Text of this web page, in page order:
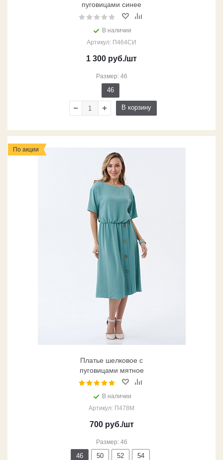
пуговицами синее
В наличии
Артикул: П464СИ
1 300 руб./шт
Размер: 46
46
В корзину
По акции
Платье шелковое с
пуговицами мятное
В наличии
Артикул: П478М
700руб./шт
Размер: 46
46 50 52 54